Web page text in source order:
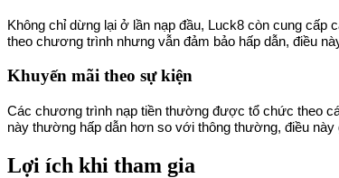
Không chỉ dừng lại ở lần nạp đầu, Luck8 còn cung
theo chương trình nhưng vẫn đảm bảo hấp dẫn, điều
Khuyến mãi theo sự kiện
Các chương trình nạp tiền thường được tổ chức theo
này thường hấp dẫn hơn so với thông thường, điều này
Lợi ích khi tham gia